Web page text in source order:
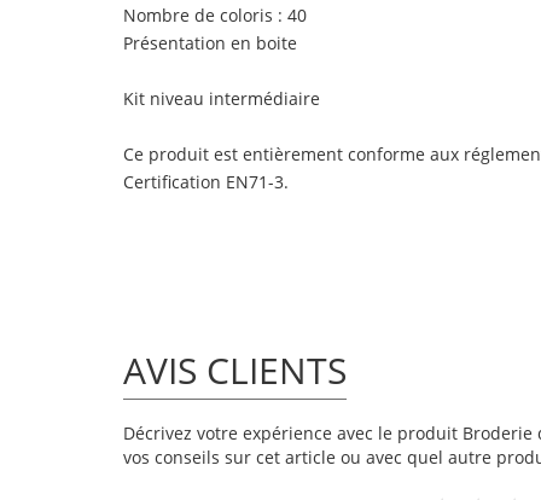
Nombre de coloris : 40
Présentation en boite
Kit niveau intermédiaire
Ce produit est entièrement conforme aux
Certification EN71-3.
AVIS CLIENTS
Décrivez votre expérience avec le produit
vos conseils sur cet article ou avec quel autre